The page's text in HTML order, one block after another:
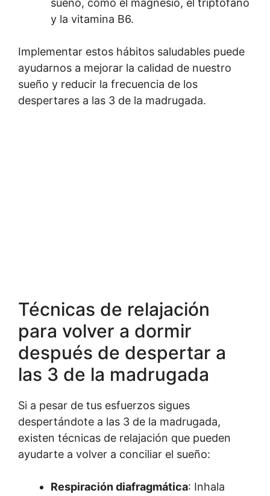
sueño, como el magnesio, el triptófano
y la vitamina B6.
Implementar estos hábitos saludables puede
ayudarnos a mejorar la calidad de nuestro
sueño y reducir la frecuencia de los
despertares a las 3 de la madrugada.
Técnicas de relajación
para volver a dormir
después de despertar a
las 3 de la madrugada
Si a pesar de tus esfuerzos sigues
despertándote a las 3 de la madrugada,
existen técnicas de relajación que pueden
ayudarte a volver a conciliar el sueño:
Respiración diafragmática: Inhala